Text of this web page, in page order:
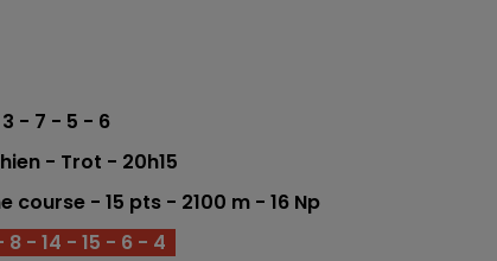
- 7 - 5 - 6
- Trot - 20h15
course - 15 pts - 2100 m - 16 Np
8 - 14 - 15 - 6 - 4